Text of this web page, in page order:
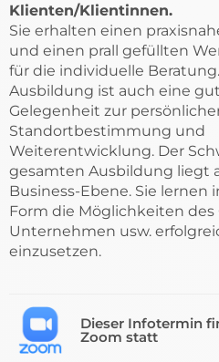
Klienten/Klientinnen.
Sie erhalten einen
und einen prall gefüllten
für die individuelle
Ausbildung ist auch eine
Gelegenheit zur
Standortbestimmung und
Weiterentwicklung. Der
gesamten Ausbildung liegt
Business-Ebene. Sie lernen
Form die Möglichkeiten des
Unternehmen usw.
einzusetzen.
Dieser Infotermin
Zoom statt